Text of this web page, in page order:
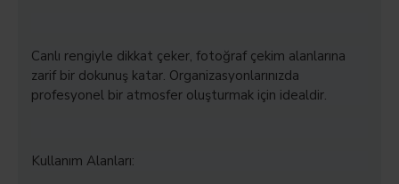
Canlı rengiyle dikkat çeker, fotoğraf çekim alanlarına
zarif bir dokunuş katar. Organizasyonlarınızda
profesyonel bir atmosfer oluşturmak için idealdir.
Kullanım Alanları: